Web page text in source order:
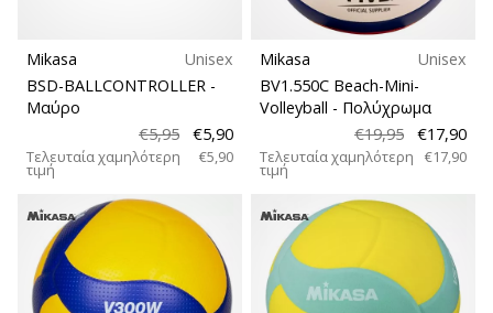
Mikasa
Unisex
BSD-BALLCONTROLLER -
Μαύρο
€5,95
€5,90
Τελευταία χαμηλότερη
τιμή
€5,90
Mikasa
Unisex
BV1.550C Beach-Mini-
Volleyball - Πολύχρωμα
€19,95
€17,90
Τελευταία χαμηλότερη
τιμή
€17,90